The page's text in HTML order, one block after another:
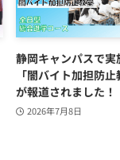
静岡キャンパスで実
「闇バイト加担防
が報道されました！
2026年7月8日